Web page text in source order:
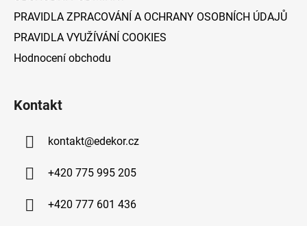
PRAVIDLA ZPRACOVÁNÍ A OCHRANY OSOBNÍCH ÚDAJŮ
PRAVIDLA VYUŽÍVÁNÍ COOKIES
Hodnocení obchodu
Kontakt
kontakt@edekor.cz
+420 775 995 205
+420 777 601 436